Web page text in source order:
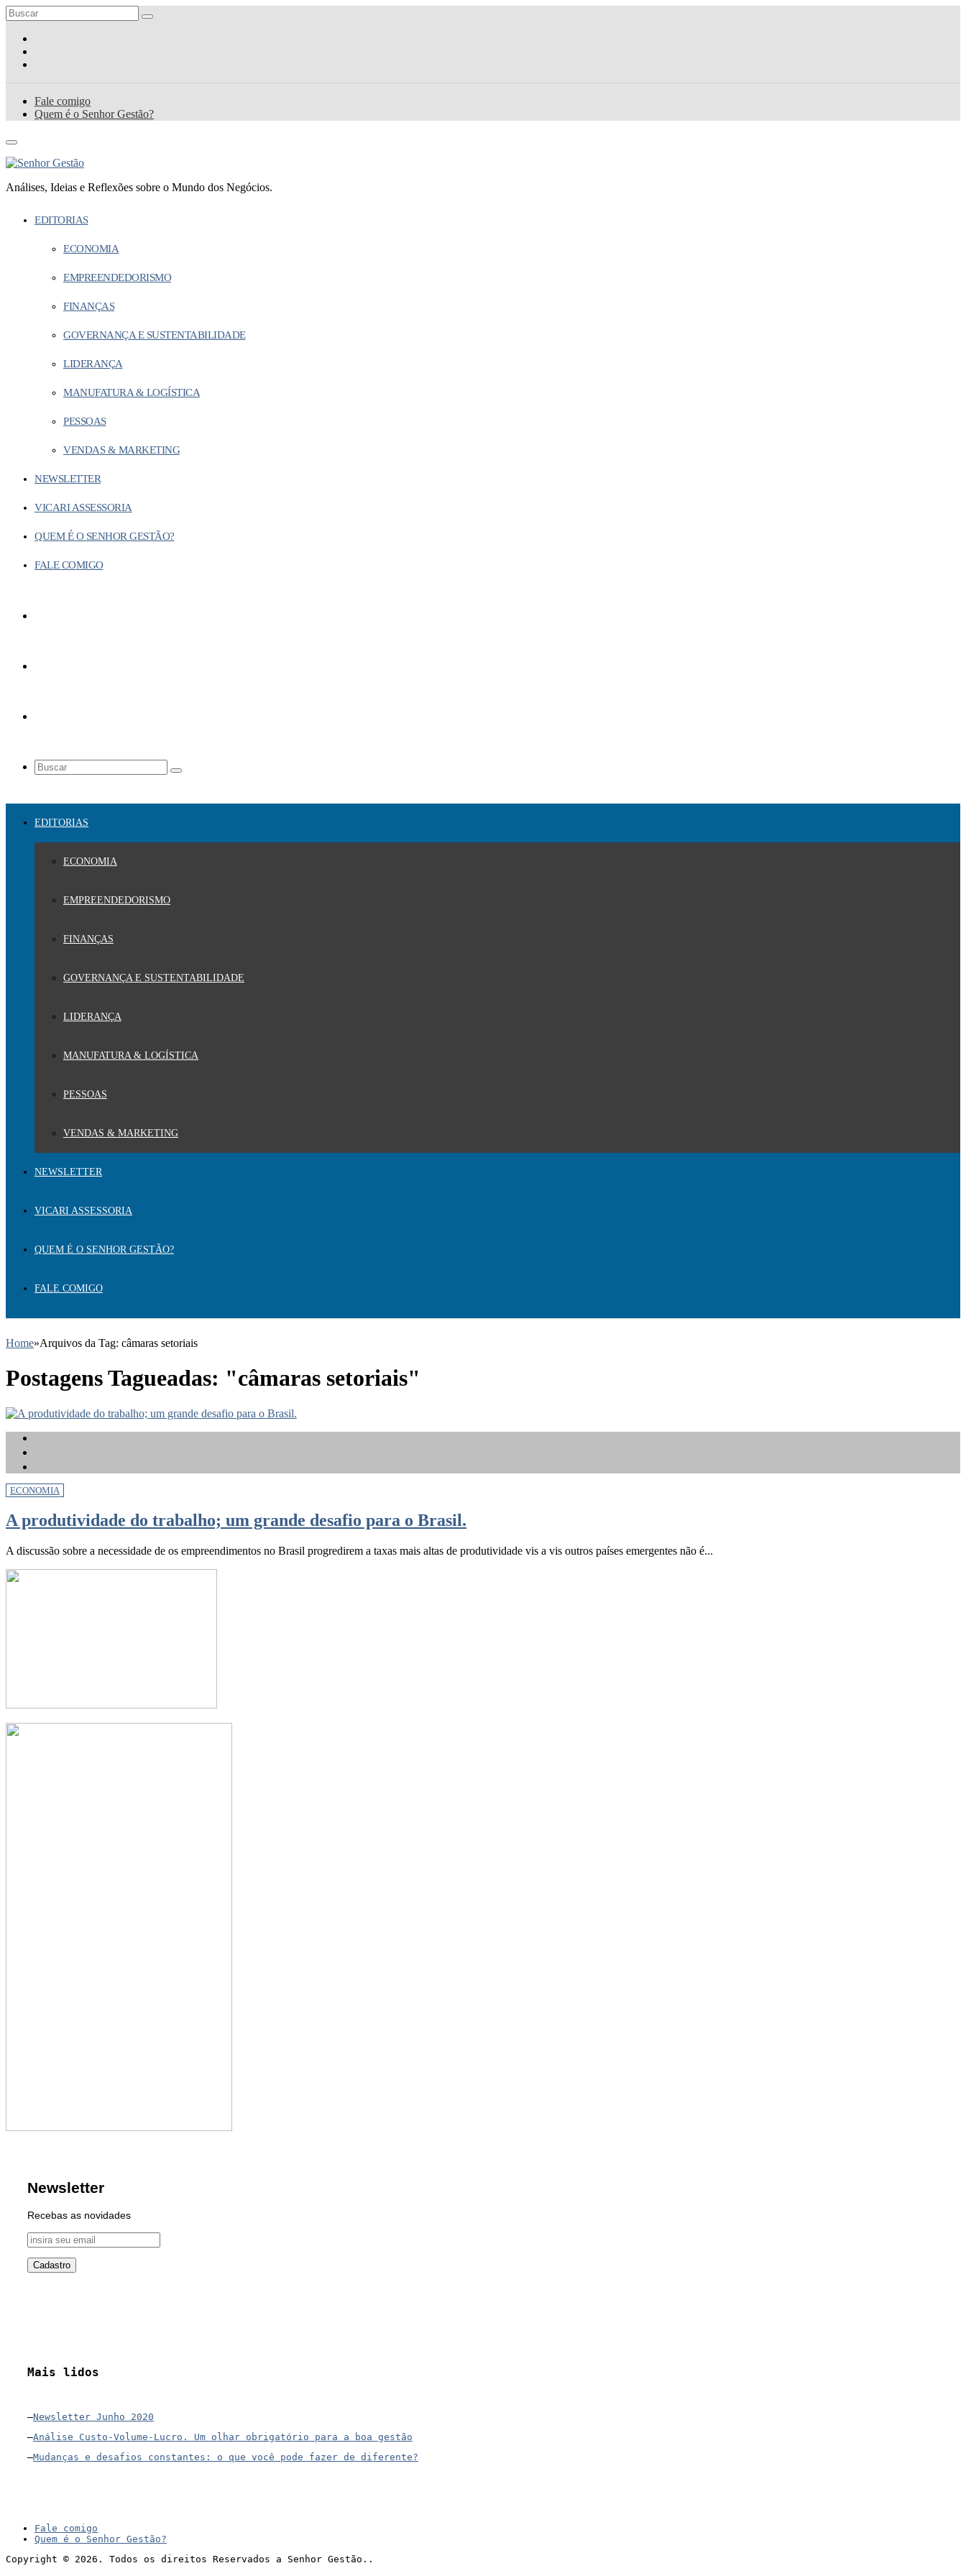
Fale comigo
Quem é o Senhor Gestão?
Análises, Ideias e Reflexões sobre o Mundo dos Negócios.
EDITORIAS
ECONOMIA
EMPREENDEDORISMO
FINANÇAS
GOVERNANÇA E SUSTENTABILIDADE
LIDERANÇA
MANUFATURA & LOGÍSTICA
PESSOAS
VENDAS & MARKETING
NEWSLETTER
VICARI ASSESSORIA
QUEM É O SENHOR GESTÃO?
FALE COMIGO
EDITORIAS
ECONOMIA
EMPREENDEDORISMO
FINANÇAS
GOVERNANÇA E SUSTENTABILIDADE
LIDERANÇA
MANUFATURA & LOGÍSTICA
PESSOAS
VENDAS & MARKETING
NEWSLETTER
VICARI ASSESSORIA
QUEM É O SENHOR GESTÃO?
FALE COMIGO
Home»Arquivos da Tag: câmaras setoriais
Postagens Tagueadas: "câmaras setoriais"
ECONOMIA
A produtividade do trabalho; um grande desafio para o Brasil.
A discussão sobre a necessidade de os empreendimentos no Brasil progredirem a taxas mais altas de produtividade vis a vis outros países emergentes não é...
Newsletter
Recebas as novidades
Mais lidos
–Newsletter Junho 2020
–Análise Custo-Volume-Lucro. Um olhar obrigatório para a boa gestão
–Mudanças e desafios constantes: o que você pode fazer de diferente?
Fale comigo
Quem é o Senhor Gestão?
Copyright © 2026. Todos os direitos Reservados a Senhor Gestão..